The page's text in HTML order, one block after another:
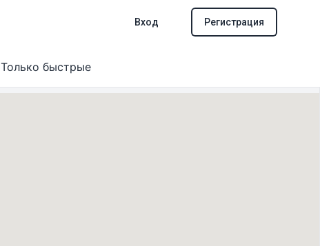
Вход Регистрация
Только быстрые